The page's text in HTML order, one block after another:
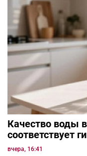
Качество воды
соответствует
вчера, 16:41